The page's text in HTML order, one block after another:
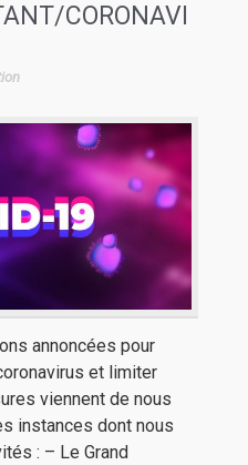
CORONAVI
annoncées pour
et limiter
viennent de nous
instances dont nous
: – Le Grand